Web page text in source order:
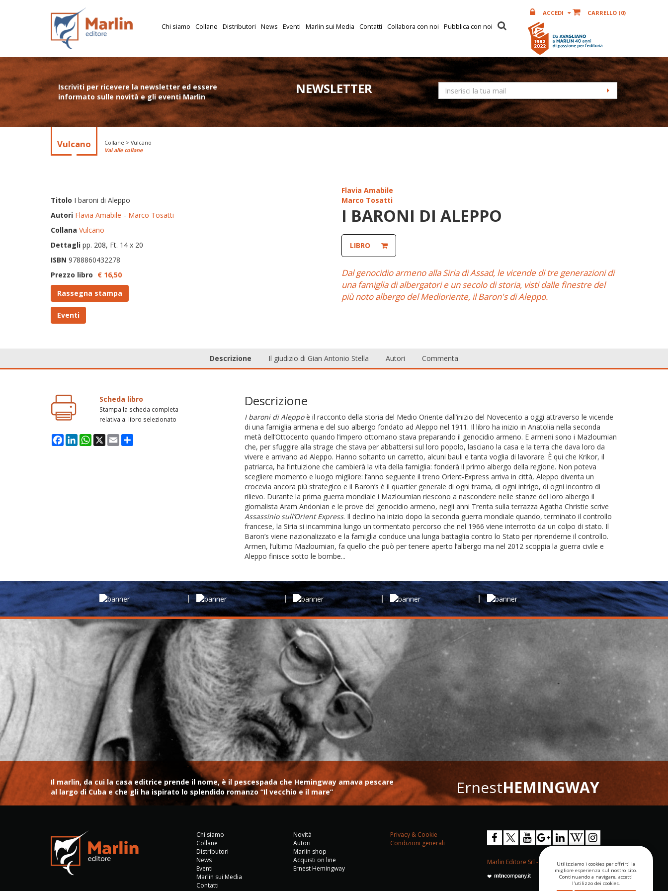
Chi siamo Collane Distributori News Eventi Marlin sui Media Contatti Collabora con noi Pubblica con noi
ACCEDI CARRELLO (0)
Iscriviti per ricevere la newsletter ed essere
informato sulle novità e gli eventi Marlin
NEWSLETTER
Vulcano
Collane > Vulcano
Vai alle collane
Titolo I baroni di Aleppo
Autori Flavia Amabile
Marco Tosatti
Collana Vulcano
Dettagli pp. 208, Ft. 14 x 20
ISBN 9788860432278
Prezzo libro € 16,50
Rassegna stampa
Eventi
Flavia Amabile
Marco Tosatti
I BARONI DI ALEPPO
LIBRO
Dal genocidio armeno alla Siria di Assad, le vicende di tre generazioni di
una famiglia di albergatori e un secolo di storia, visti dalle finestre del
più noto albergo del Medioriente, il Baron's di Aleppo.
Descrizione Il giudizio di Gian Antonio Stella Autori Commenta
Scheda libro
Stampa la scheda completa
relativa al libro selezionato
Facebook
LinkedInWhatsApp
X Email
Descrizione
I baroni di Aleppoè il racconto della storia del Medio Oriente dall’inizio del Novecento a oggi attraverso le vicende
di una famiglia armena e del suo albergo fondato ad Aleppo nel 1911. Il libro ha inizio in Anatolia nella seconda
metà dell’Ottocento quando l’impero ottomano stava preparando il genocidio armeno. E armeni sono i Mazloumian
che, per sfuggire alla strage che stava per abbattersi sul loro popolo, lasciano la casa e la terra che dava loro da
vivere e arrivano ad Aleppo. Hanno soltanto un carretto, alcuni bauli e tanta voglia di lavorare. È qui che Krikor, il
patriarca, ha l’intuizione che cambierà la vita della famiglia: fonderà il primo albergo della regione. Non poteva
scegliere momento e luogo migliore: l’anno seguente il treno Orient-Express arriva in città, Aleppo diventa un
crocevia ancora più strategico e il Baron’s è il quartier generale di ogni trama, di ogni intrigo, di ogni incontro di
rilievo. Durante la prima guerra mondiale i Mazloumian riescono a nascondere nelle stanze del loro albergo il
giornalista Aram Andonian e le prove del genocidio armeno, negli anni Trenta sulla terrazza Agatha Christie scrive
Assassinio sull’Orient Express. Il declino ha inizio dopo la seconda guerra mondiale quando, terminato il controllo
francese, la Siria si incammina lungo un tormentato percorso che nel 1966 viene interrotto da un colpo di stato. Il
Baron’s viene nazionalizzato e la famiglia conduce una lunga battaglia contro lo Stato per riprenderne il controllo.
Armen, l’ultimo Mazloumian, fa quello che può per tenere aperto l’albergo ma nel 2012 scoppia la guerra civile e
Aleppo finisce sotto le bombe...
Il marlin, da cui la casa editrice prende il nome, è il pescespada che Hemingway amava pescare
al largo di Cuba e che gli ha ispirato lo splendido romanzo “Il vecchio e il mare”
ErnestHEMINGWAY
Utilizziamo i cookies per offrirti la
migliore esperienza sul nostro sito.
Continuando a navigare, accetti
l'utilizzo dei cookies.
Chi siamo
Collane
Distributori
News
Eventi
Marlin sui Media
Contatti
Novità
Autori
Marlin shop
Acquisti on line
Ernest Hemingway
Privacy & Cookie
Condizioni generali
Marlin Editore Srl - P.IVA 04276670652